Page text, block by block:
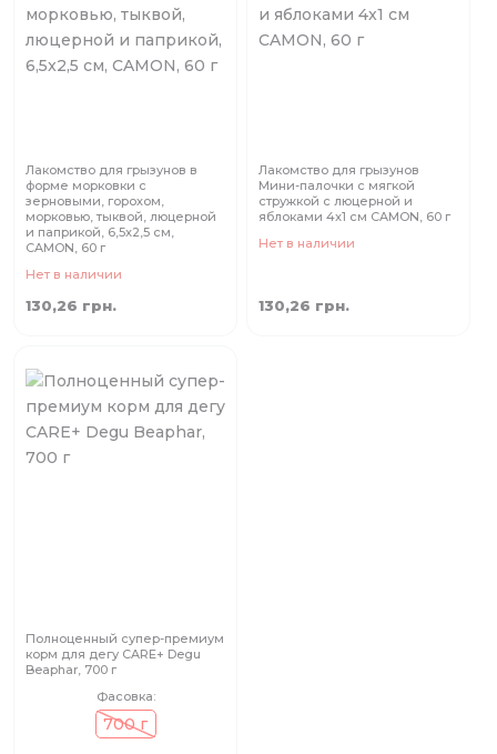
Лакомство для грызунов в
форме морковки с
зерновыми, горохом,
морковью, тыквой, люцерной
и паприкой, 6,5x2,5 см,
CAMON, 60 г
Нет в наличии
130,26 грн.
Лакомство для грызунов
Мини-палочки с мягкой
стружкой с люцерной и
яблоками 4x1 см CAMON, 60 г
Нет в наличии
130,26 грн.
Полноценный супер-премиум
корм для дегу CARE+ Degu
Beaphar, 700 г
Фасовка:
700 г